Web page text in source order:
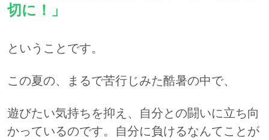
切に！」
ということです。
この夏の、まるで苦行じみた酷暑の中で、
遊びたい気持ちを抑え、自分との闘いに立ち向
かっているのです。自分に負けるなんてことが